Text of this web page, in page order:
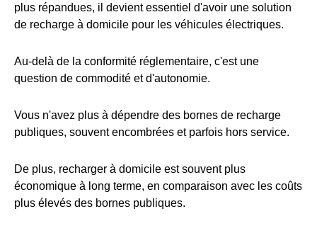
plus répandues, il devient essentiel d'avoir une solution
de recharge à domicile pour les véhicules électriques.
Au-delà de la conformité réglementaire, c'est une
question de commodité et d'autonomie.
Vous n'avez plus à dépendre des bornes de recharge
publiques, souvent encombrées et parfois hors service.
De plus, recharger à domicile est souvent plus
économique à long terme, en comparaison avec les coûts
plus élevés des bornes publiques.